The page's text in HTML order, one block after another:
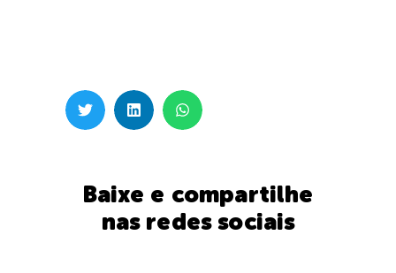
Baixe e compartilhe
nas redes sociais